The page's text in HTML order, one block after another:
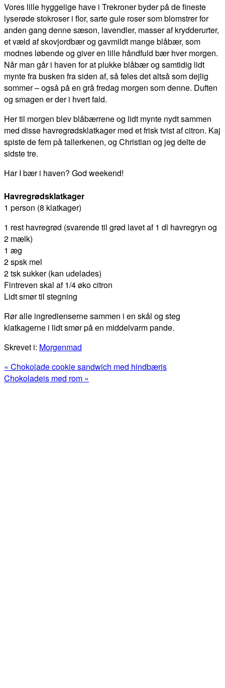
Vores lille hyggelige have i Trekroner byder på de fineste
lyserøde stokroser i flor, sarte gule roser som blomstrer for
anden gang denne sæson, lavendler, masser af krydderurter,
et væld af skovjordbær og gavmildt mange blåbær, som
modnes løbende og giver en lille håndfuld bær hver morgen.
Når man går i haven for at plukke blåbær og samtidig lidt
mynte fra busken fra siden af, så føles det altså som dejlig
sommer – også på en grå fredag morgen som denne. Duften
og smagen er der i hvert fald.
Her til morgen blev blåbærrene og lidt mynte nydt sammen
med disse havregrødsklatkager med et frisk tvist af citron. Kaj
spiste de fem på tallerkenen, og Christian og jeg delte de
sidste tre.
Har I bær i haven? God weekend!
Havregrødsklatkager
1 person (8 klatkager)
1 rest havregrød (svarende til grød lavet af 1 dl havregryn og
2 mælk)
1 æg
2 spsk mel
2 tsk sukker (kan udelades)
Fintreven skal af 1/4 øko citron
Lidt smør til stegning
Rør alle ingredienserne sammen i en skål og steg
klatkagerne i lidt smør på en middelvarm pande.
Skrevet i: Morgenmad
Previous
Post:
« Chokolade cookie sandwich med hindbæris
Next
Chokoladeis med rom »